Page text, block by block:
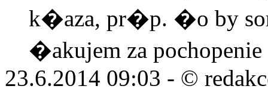
k�aza, pr�p. �o by
�akujem za
23.6.2014 09:03 - ©